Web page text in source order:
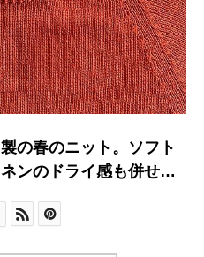
の春のニット。ソフト
ンのドライ感も併せ持
てもすてきです。color